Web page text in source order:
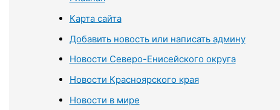
Карта сайта
Добавить новость или написать админу
Новости Северо-Енисейского округа
Новости Красноярского края
Новости в мире